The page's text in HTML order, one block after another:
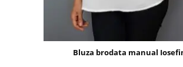
Bluza brodata manual